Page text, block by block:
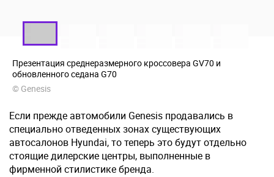
Презентация среднеразмерного кроссовера GV70 и
обновленного седана G70
© Genesis
Если прежде автомобили Genesis продавались в
специально отведенных зонах существующих
автосалонов Hyundai, то теперь это будут отдельно
стоящие дилерские центры, выполненные в
фирменной стилистике бренда.